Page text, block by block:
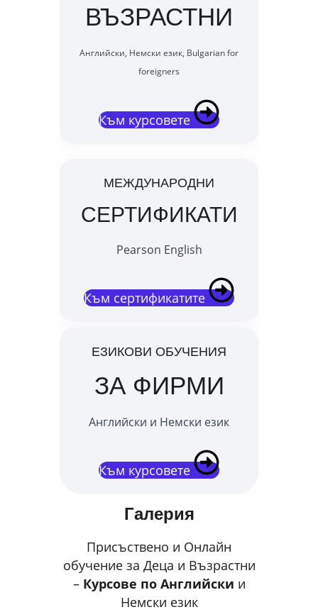
ВЪЗРАСТНИ
Английски, Немски език, Bulgarian for
foreigners
Към курсовете
МЕЖДУНАРОДНИ
СЕРТИФИКАТИ
Pearson English
Към сертификатите
ЕЗИКОВИ ОБУЧЕНИЯ
ЗА ФИРМИ
Английски и Немски език
Към курсовете
Галерия
Присъствено и Онлайн
обучение за Деца и Възрастни
– Курсове по Английски и
Немски език